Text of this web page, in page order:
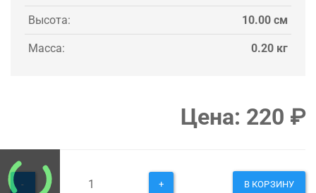
Высота: 10.00 см
Масса: 0.20 кг
Цена: 220 ₽
- + В КОРЗИНУ